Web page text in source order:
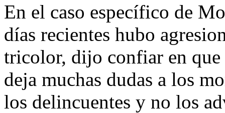
En el caso específico de
días recientes hubo
tricolor, dijo confiar en
deja muchas dudas a los
los delincuentes y no los